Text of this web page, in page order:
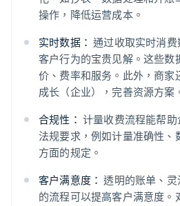
操作，降低运营成本。
实时数据： 通过收取实时消
客户行为的宝贵见解。这些数
价、费率和服务。此外，商家
成长（企业），完善资源方案
合规性： 计量收费流程能帮
法规要求，例如计量准确性、
方面的规定。
客户满意度： 透明的账单、
的流程可以提高客户满意度。